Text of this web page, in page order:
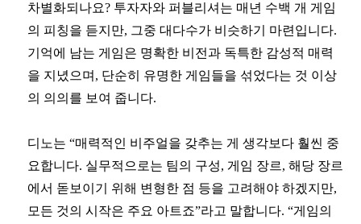
차별화되나요? 투자자와 퍼블리셔는 매년 수백 개 게임
의 피칭을 듣지만, 그중 대다수가 비슷하기 마련입니다.
기억에 남는 게임은 명확한 비전과 독특한 감성적 매력
을 지녔으며, 단순히 유명한 게임들을 섞었다는 것 이상
의 의의를 보여 줍니다.
디노는 “매력적인 비주얼을 갖추는 게 생각보다 훨씬 중
요합니다. 실무적으로는 팀의 구성, 게임 장르, 해당 장르
에서 돋보이기 위해 변형한 점 등을 고려해야 하겠지만,
모든 것의 시작은 주요 아트죠”라고 말합니다. “게임의